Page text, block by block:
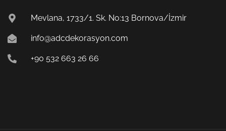
Mevlana, 1733/1. Sk. No:13 Bornova/İzmir
info@adcdekorasyon.com
+90 532 663 26 66